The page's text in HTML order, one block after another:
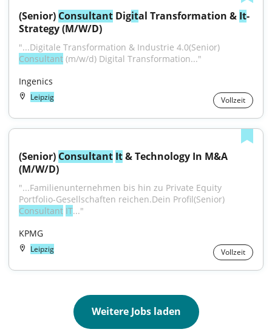
(Senior) Consultant Digital Transformation & It-
Strategy (M/W/D)
Consultant (m/w/d) Digital Transformation..."
Ingenics
Leipzig Vollzeit
(Senior) Consultant It & Technology In M&A
(M/W/D)
"...Familienunternehmen bis hin zu Private Equity
Consultant IT..."
KPMG
Leipzig Vollzeit
Weitere Jobs laden